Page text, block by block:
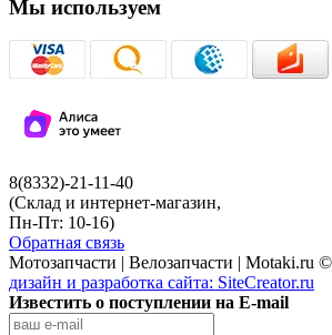
Мы используем
8(8332)-21-11-40
(Склад и интернет-магазин,
Пн-Пт: 10-16)
Обратная связь
Мотозапчасти | Велозапчасти | Motaki.ru
дизайн и разработка сайта: SiteCreator.ru
Известить о поступлении на E-mail